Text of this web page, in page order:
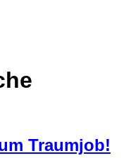
Traumjob!